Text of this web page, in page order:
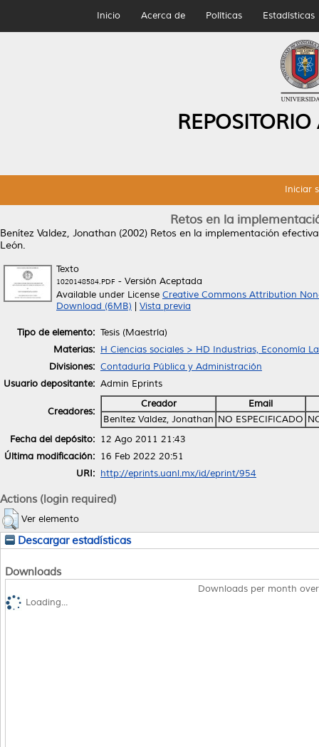
Inicio Acerca de Políticas Estadísticas
Iniciar
Retos en la
Benítez Valdez, Jonathan (2002) Retos en la implementación
León.
Texto
1020148584.PDF - Versión Aceptada
Available under License Creative Commons Attribution
Download (6MB)
Vista previa
Tipo de elemento: Tesis (Maestría)
Materias: H Ciencias sociales > HD Industrias, Economía
Divisiones: Contaduría Pública y Administración
Usuario depositante: Admin Eprints
Creadores:
Creador
Email
Benítez Valdez, Jonathan NO ESPECIFICADO
Fecha del depósito: 12 Ago 2011 21:43
Última modificación: 16 Feb 2022 20:51
URI: http://eprints.uanl.mx/id/eprint/954
Actions (login required)
Ver elemento
Descargar estadísticas
Downloads
Downloads per month
Loading...